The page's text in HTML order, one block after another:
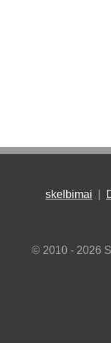
skelbimai
© 2010 - 2026